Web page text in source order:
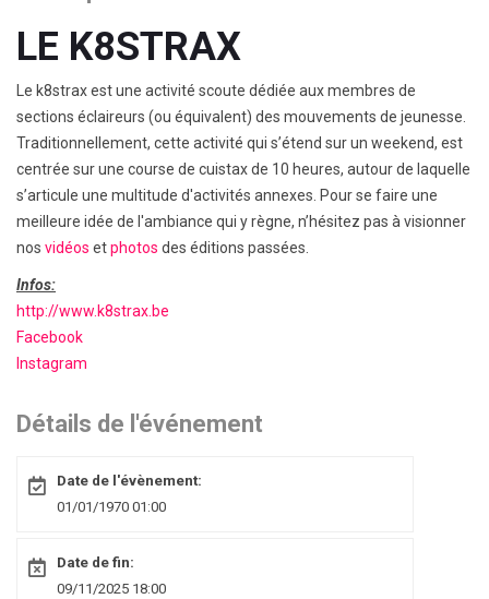
LE K8STRAX
Le k8strax est une activité scoute dédiée aux membres de
sections éclaireurs (ou équivalent) des mouvements de jeunesse.
Traditionnellement, cette activité qui s’étend sur un weekend, est
centrée sur une course de cuistax de 10 heures, autour de laquelle
s’articule une multitude d'activités annexes. Pour se faire une
meilleure idée de l'ambiance qui y règne, n’hésitez pas à visionner
nos vidéos etphotos des éditions passées.
Infos:
http://www.k8strax.be
Facebook
Instagram
Détails de l'événement
Date de l'évènement:
01/01/1970 01:00
Date de fin:
09/11/2025 18:00